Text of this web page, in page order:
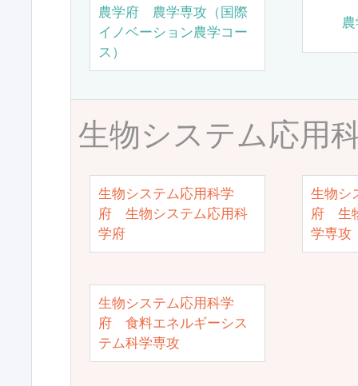
農学府 農学専攻（国際
イノベーション農学コー
ス）
生物システム応用
生物システム応用科学
府 生物システム応用科
学府
生物シ
府 生
学専攻
生物システム応用科学
府 食料エネルギーシス
テム科学専攻